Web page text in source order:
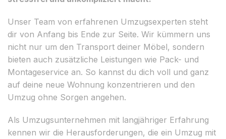
Unser Team von erfahrenen Umzugsexperten steht
dir von Anfang bis Ende zur Seite. Wir kümmern uns
nicht nur um den Transport deiner Möbel, sondern
bieten auch zusätzliche Leistungen wie Pack- und
Montageservice an. So kannst du dich voll und ganz
auf deine neue Wohnung konzentrieren und den
Umzug ohne Sorgen angehen.
Als Umzugsunternehmen mit langjähriger Erfahrung
kennen wir die Herausforderungen, die ein Umzug mit